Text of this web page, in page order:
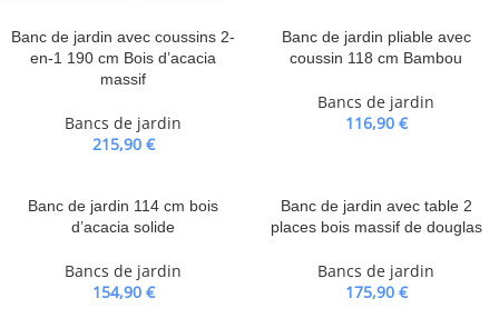
Banc de jardin avec coussins 2-
en-1 190 cm Bois d’acacia
massif
Bancs de jardin
215,90 €
Banc de jardin pliable avec
coussin 118 cm Bambou
Bancs de jardin
116,90 €
Banc de jardin 114 cm bois
d’acacia solide
Bancs de jardin
154,90 €
Banc de jardin avec table 2
places bois massif de douglas
Bancs de jardin
175,90 €